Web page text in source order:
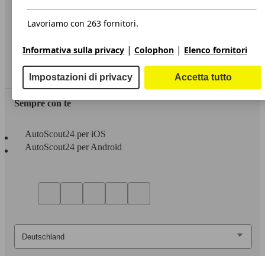
Privacy
Dichiarazione di Accessibilità
Servizi
Area rivenditori
Sempre con te
AutoScout24 per iOS
AutoScout24 per Android
Lavoriamo con 263 fornitori.
Informativa sulla privacy | Colophon | Elenco fornitori
Impostazioni di privacy Accetta tutto